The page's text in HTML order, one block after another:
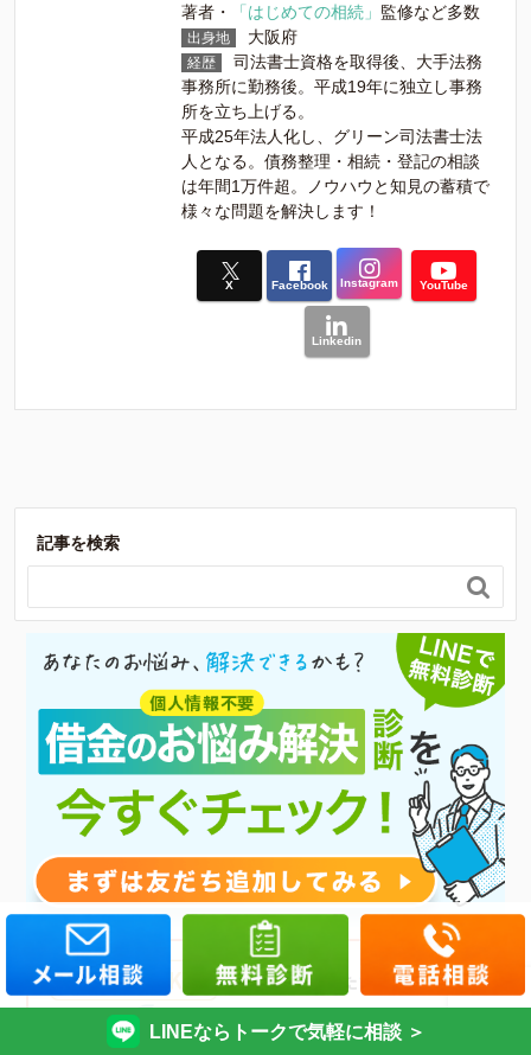
著者・
「はじめての相続」 監修など多数
出身地 大阪府
経歴
司法書士資格を取得後、大手法務
事務所に勤務後。平成19年に独立し事務
所を立ち上げる。
平成25年法人化し、グリーン司法書士法
人となる。債務整理・相続・登記の相談
は年間1万件超。ノウハウと知見の蓄積で
様々な問題を解決します！
X Facebook Instagram YouTube
Linkedin
記事を検索

LINEならトークで気軽に相談 ＞